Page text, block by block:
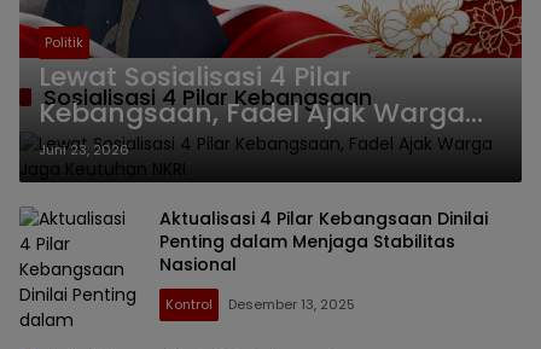
Sosialisasi 4 Pilar Kebangsaan
Politik
Lewat Sosialisasi 4 Pilar
Kebangsaan, Fadel Ajak Warga
Jaga Keutuhan NKRI
Juni 23, 2026
Aktualisasi 4 Pilar Kebangsaan Dinilai
Penting dalam Menjaga Stabilitas
Nasional
Kontrol Desember 13, 2025